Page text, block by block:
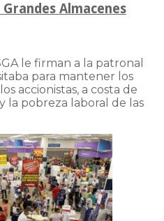
Almacenes
le firman a la patronal
para mantener los
accionistas, a costa de
la pobreza laboral de las